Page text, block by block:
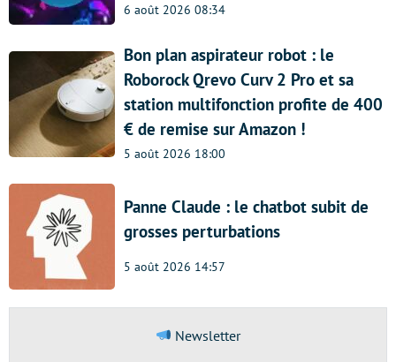
6 août 2026 08:34
Bon plan aspirateur robot : le
Roborock Qrevo Curv 2 Pro et sa
station multifonction profite de 400
€ de remise sur Amazon !
5 août 2026 18:00
Panne Claude : le chatbot subit de
grosses perturbations
5 août 2026 14:57
Newsletter